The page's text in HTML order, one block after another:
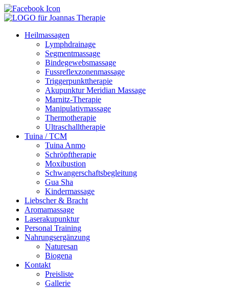
Heilmassagen
Lymphdrainage
Segmentmassage
Bindegewebsmassage
Fussreflexzonenmassage
Triggerpunkttherapie
Akupunktur Meridian Massage
Marnitz-Therapie
Manipulativmassage
Thermotherapie
Ultraschalltherapie
Tuina / TCM
Tuina Anmo
Schröpftherapie
Moxibustion
Schwangerschaftsbegleitung
Gua Sha
Kindermassage
Liebscher & Bracht
Aromamassage
Laserakupunktur
Personal Training
Nahrungsergänzung
Naturesan
Biogena
Kontakt
Preisliste
Gallerie